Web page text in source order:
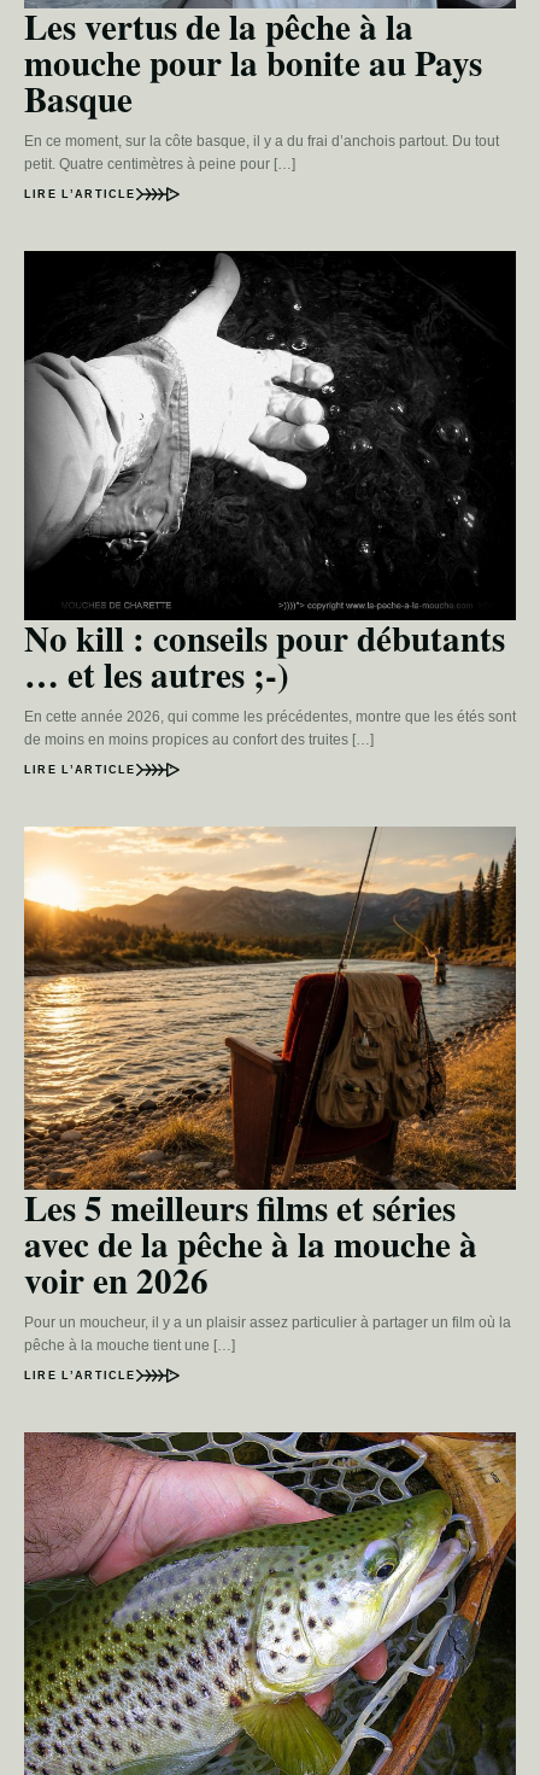
Les vertus de la pêche à la
mouche pour la bonite au Pays
Basque
En ce moment, sur la côte basque, il y a du frai d’anchois partout. Du tout
petit. Quatre centimètres à peine pour […]
LIRE L’ARTICLE
No kill : conseils pour débutants
… et les autres ;-)
En cette année 2026, qui comme les précédentes, montre que les étés sont
de moins en moins propices au confort des truites […]
LIRE L’ARTICLE
Les 5 meilleurs films et séries
avec de la pêche à la mouche à
voir en 2026
Pour un moucheur, il y a un plaisir assez particulier à partager un film où la
pêche à la mouche tient une […]
LIRE L’ARTICLE